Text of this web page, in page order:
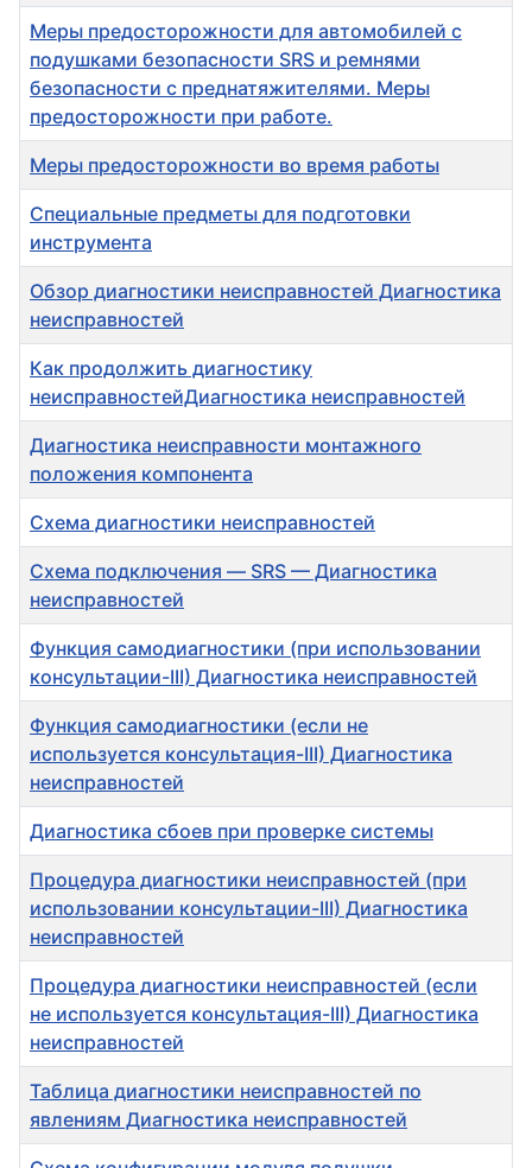
Меры предосторожности для автомобилей с
подушками безопасности SRS и ремнями
безопасности с преднатяжителями. Меры
предосторожности при работе.
Меры предосторожности во время работы
Специальные предметы для подготовки
инструмента
Обзор диагностики неисправностей Диагностика
неисправностей
Как продолжить диагностику
неисправностейДиагностика неисправностей
Диагностика неисправности монтажного
положения компонента
Схема диагностики неисправностей
Схема подключения — SRS — Диагностика
неисправностей
Функция самодиагностики (при использовании
консультации-III) Диагностика неисправностей
Функция самодиагностики (если не
используется консультация-III) Диагностика
неисправностей
Диагностика сбоев при проверке системы
Процедура диагностики неисправностей (при
использовании консультации-III) Диагностика
неисправностей
Процедура диагностики неисправностей (если
не используется консультация-III) Диагностика
неисправностей
Таблица диагностики неисправностей по
явлениям Диагностика неисправностей